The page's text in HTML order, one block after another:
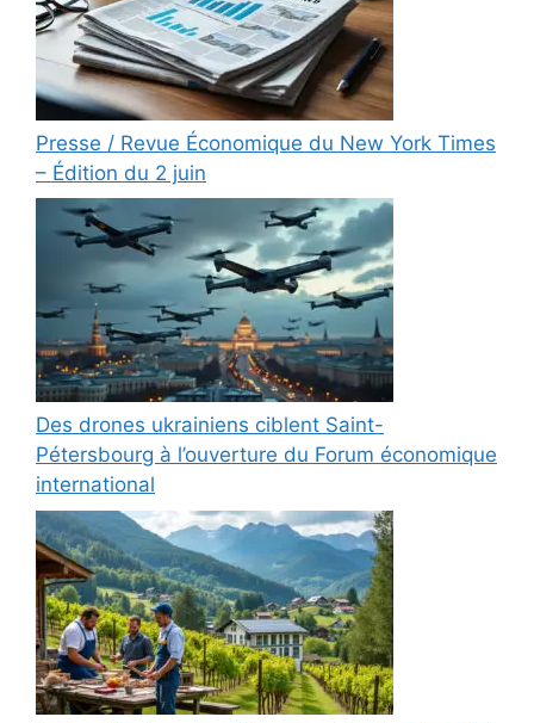
Presse / Revue Économique du New York Times
– Édition du 2 juin
Des drones ukrainiens ciblent Saint-
Pétersbourg à l’ouverture du Forum économique
international